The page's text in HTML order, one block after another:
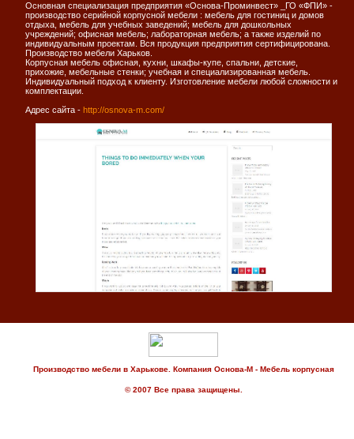
Основная специализация предприятия «Основа-Проминвест» _ГО «ФПИ» -
производство серийной корпусной мебели : мебель для гостиниц и домов
отдыха, мебель для учебных заведений; мебель для дошкольных
учреждений; офисная мебель; лабораторная мебель; а также изделий по
индивидуальным проектам. Вся продукция предприятия сертифицирована.
Производство мебели Харьков.
Корпусная мебель офисная, кухни, шкафы-купе, спальни, детские,
прихожие, мебельные стенки; учебная и специализированная мебель.
Индивидуальный подход к клиенту. Изготовление мебели любой сложности и
комплектации.
Адрес сайта - http://osnova-m.com/
Производство мебели в Харькове. Компания Основа-М - Мебель корпусная
© 2007 Все права защищены.